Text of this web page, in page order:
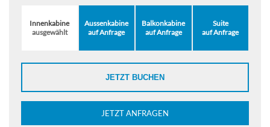
Innenkabine
ausgewählt
Aussenkabine
auf Anfrage
Balkonkabine
auf Anfrage
Suite
auf Anfrage
JETZT BUCHEN
JETZT ANFRAGEN